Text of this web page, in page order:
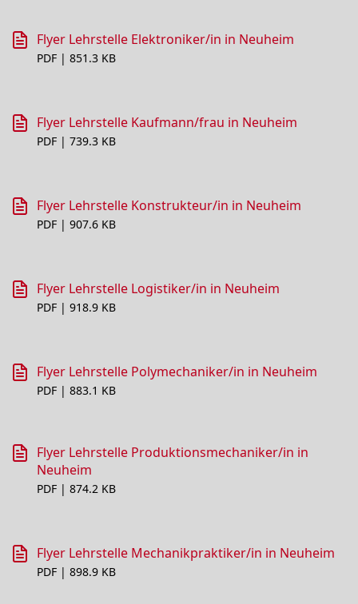
Flyer Lehrstelle Elektroniker/in in Neuheim
PDF | 851.3 KB
Flyer Lehrstelle Kaufmann/frau in Neuheim
PDF | 739.3 KB
Flyer Lehrstelle Konstrukteur/in in Neuheim
PDF | 907.6 KB
Flyer Lehrstelle Logistiker/in in Neuheim
PDF | 918.9 KB
Flyer Lehrstelle Polymechaniker/in in Neuheim
PDF | 883.1 KB
Flyer Lehrstelle Produktionsmechaniker/in in
Neuheim
PDF | 874.2 KB
Flyer Lehrstelle Mechanikpraktiker/in in Neuheim
PDF | 898.9 KB